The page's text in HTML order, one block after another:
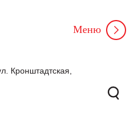
Кронштадтская,
Меню